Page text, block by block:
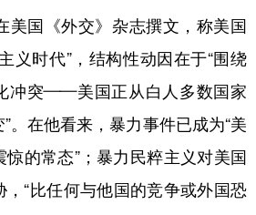
国《外交》杂志撰文，称美国
义时代”，结构性动因在于“围绕
冲突——美国正从白人多数国家
。在他看来，暴力事件已成为“美
惊的常态”；暴力民粹主义对美国
“比任何与他国的竞争或外国恐